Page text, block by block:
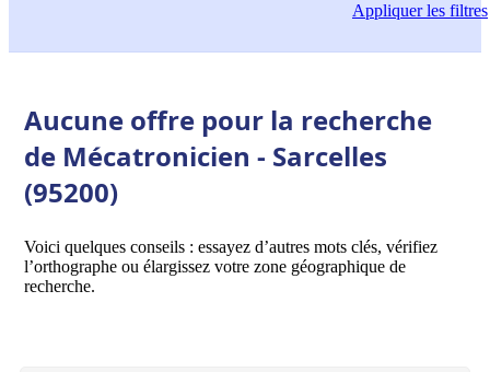
Appliquerles filtres
Aucune offre pour la recherche
de Mécatronicien - Sarcelles
(95200)
Voici quelques conseils : essayez d’autres mots clés, vérifiez
l’orthographe ou élargissez votre zone géographique de
recherche.